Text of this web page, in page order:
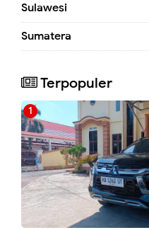
Sulawesi
Sumatera
Terpopuler